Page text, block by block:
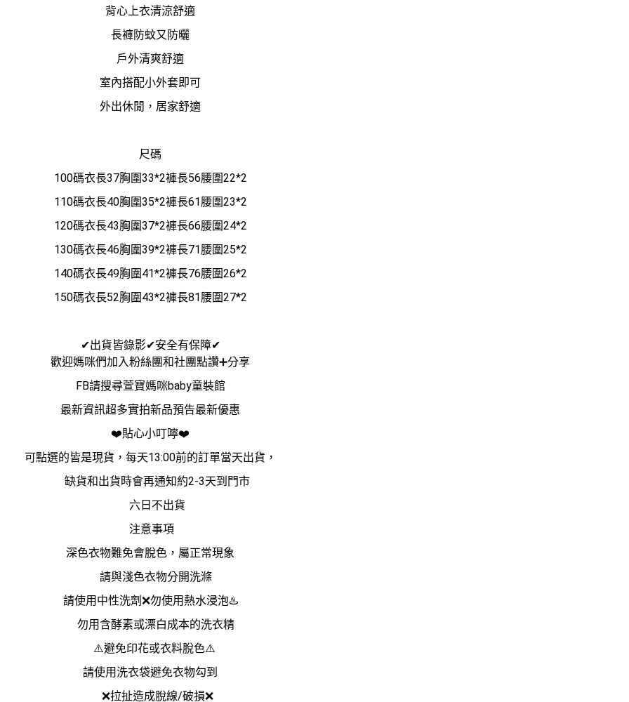
背心上衣清涼舒適
長褲防蚊又防曬
戶外清爽舒適
室內搭配小外套即可
外出休閒，居家舒適
尺碼
100碼衣長37胸圍33*2褲長56腰圍22*2
110碼衣長40胸圍35*2褲長61腰圍23*2
120碼衣長43胸圍37*2褲長66腰圍24*2
130碼衣長46胸圍39*2褲長71腰圍25*2
140碼衣長49胸圍41*2褲長76腰圍26*2
150碼衣長52胸圍43*2褲長81腰圍27*2
✔出貨皆錄影✔安全有保障✔
歡迎媽咪們加入粉絲團和社團點讚➕分享
FB請搜尋萱寶媽咪baby童裝館
最新資訊超多實拍新品預告最新優惠
❤️貼心小叮嚀❤️
可點選的皆是現貨，每天13:00前的訂單當天出貨，
缺貨和出貨時會再通知約2-3天到門市
六日不出貨
注意事項
深色衣物難免會脫色，屬正常現象
請與淺色衣物分開洗滌
請使用中性洗劑❌勿使用熱水浸泡♨️
勿用含酵素或漂白成本的洗衣精
⚠️避免印花或衣料脫色⚠️
請使用洗衣袋避免衣物勾到
❌拉扯造成脫線/破損❌